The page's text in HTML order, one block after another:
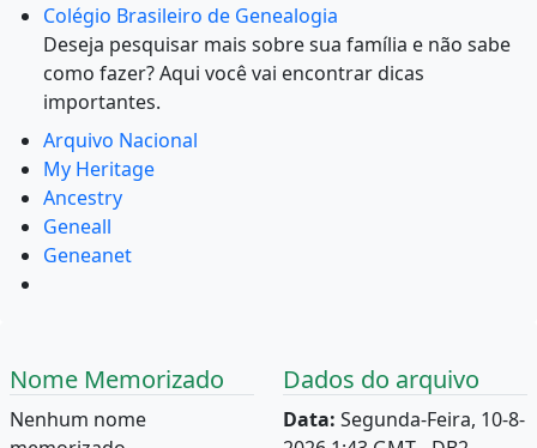
Colégio Brasileiro de Genealogia
Deseja pesquisar mais sobre sua família e não sabe
como fazer? Aqui você vai encontrar dicas
importantes.
Arquivo Nacional
My Heritage
Ancestry
Geneall
Geneanet
Nome Memorizado
Nenhum nome
Dados do arquivo
Data: Segunda-Feira, 10-8-